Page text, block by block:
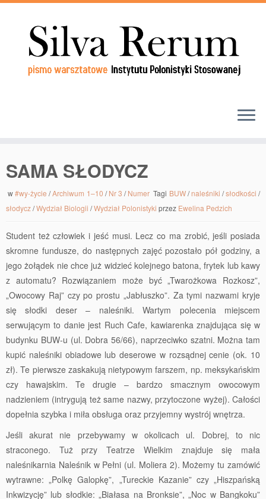
SAMA SŁODYCZ
w#wy-życie/Archiwum 1–10 /Nr 3/Numer Tagi BUW/naleśniki /słodkości/
słodycz/Wydział Biologii /Wydział Polonistyki przez Ewelina Pedzich
Student też człowiek i jeść musi. Lecz co ma zrobić, jeśli posiada
skromne fundusze, do następnych zajęć pozostało pół godziny, a
jego żołądek nie chce już widzieć kolejnego batona, frytek lub kawy
z automatu? Rozwiązaniem może być „Twarożkowa Rozkosz”,
„Owocowy Raj” czy po prostu „Jabłuszko”. Za tymi nazwami kryje
się słodki deser – naleśniki. Wartym polecenia miejscem
serwującym to danie jest Ruch Cafe, kawiarenka znajdująca się w
budynku BUW-u (ul. Dobra 56/66), naprzeciwko szatni. Można tam
kupić naleśniki obiadowe lub deserowe w rozsądnej cenie (ok. 10
zł). Te pierwsze zaskakują nietypowym farszem, np. meksykańskim
czy hawajskim. Te drugie – bardzo smacznym owocowym
nadzieniem (intrygują też same nazwy, przytoczone wyżej). Całości
dopełnia szybka i miła obsługa oraz przyjemny wystrój wnętrza.
Jeśli akurat nie przebywamy w okolicach ul. Dobrej, to nic
straconego. Tuż przy Teatrze Wielkim znajduje się mała
naleśnikarnia Naleśnik w Pełni (ul. Moliera 2). Możemy tu zamówić
wytrawne: „Polkę Galopkę”, „Tureckie Kazanie” czy „Hiszpańską
Inkwizycję” lub słodkie: „Białasa na Bronksie”, „Noc w Bangkoku”